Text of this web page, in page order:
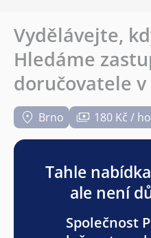
Vydělávejte,
Hledáme
doručovatele
Brno 180 Kč /
Tahle
ale není
Společnost